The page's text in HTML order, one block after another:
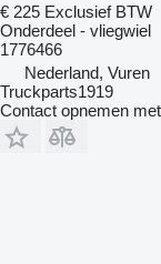
€ 225 Exclusief BTW
Onderdeel - vliegwiel
1776466
Nederland, Vuren
Truckparts1919
Contact opnemen